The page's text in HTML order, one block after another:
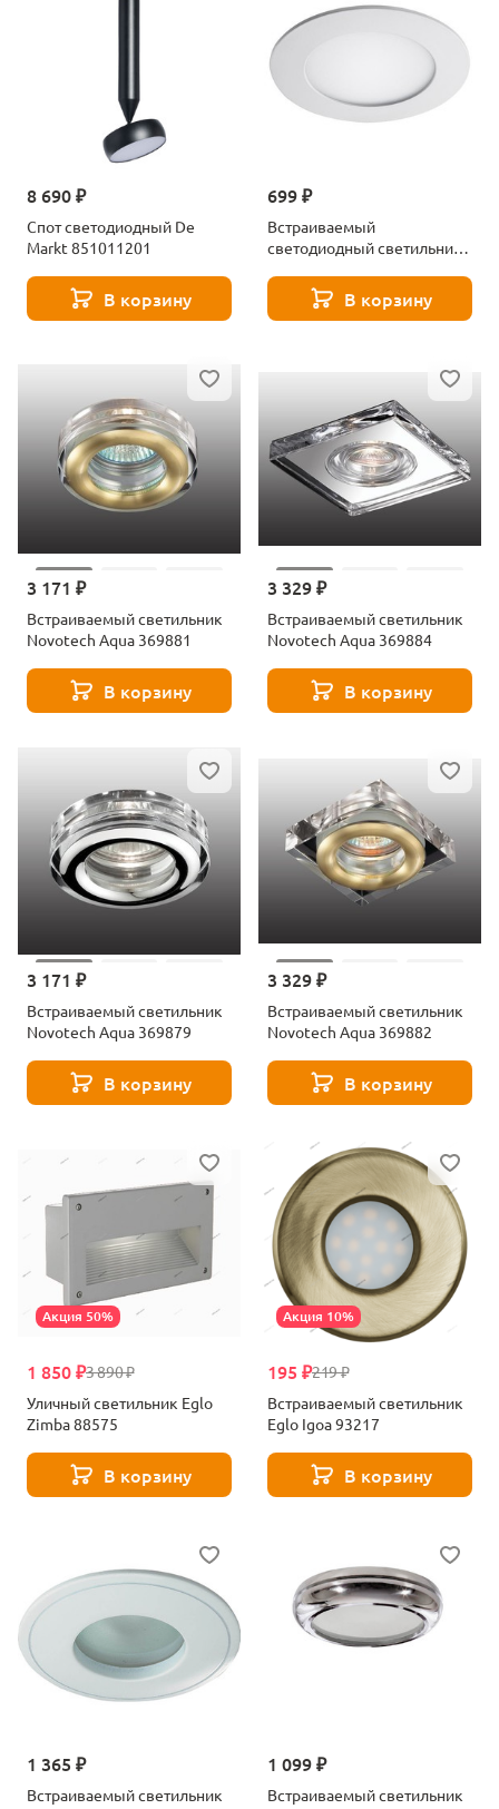
8 690 ₽
Спот светодиодный De
Markt 851011201
В корзину
699 ₽
Встраиваемый
светодиодный светильник
В корзину
3 171 ₽
Встраиваемый светильник
Novotech Aqua 369881
В корзину
3 329 ₽
Встраиваемый светильник
Novotech Aqua 369884
В корзину
3 171 ₽
Встраиваемый светильник
Novotech Aqua 369879
В корзину
3 329 ₽
Встраиваемый светильник
Novotech Aqua 369882
В корзину
Акция 50%
3 890 ₽
1 850 ₽
Уличный светильник Eglo
Zimba 88575
В корзину
Акция 10%
219 ₽
195 ₽
Встраиваемый светильник
Eglo Igoa 93217
В корзину
1 365 ₽
Встраиваемый светильник
1 099 ₽
Встраиваемый светильник